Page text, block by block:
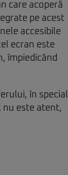
care acoperă
pe acest
accesibile
ecran este
împiedicând
în special
nu este atent,